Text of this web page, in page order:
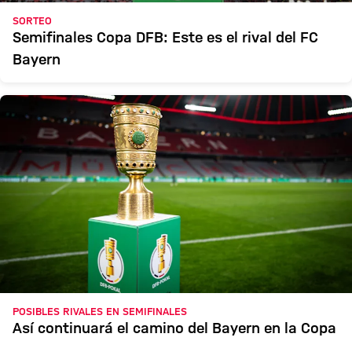
SORTEO
Semifinales Copa DFB: Este es el rival del FC
Bayern
POSIBLES RIVALES EN SEMIFINALES
Así continuará el camino del Bayern en la Copa